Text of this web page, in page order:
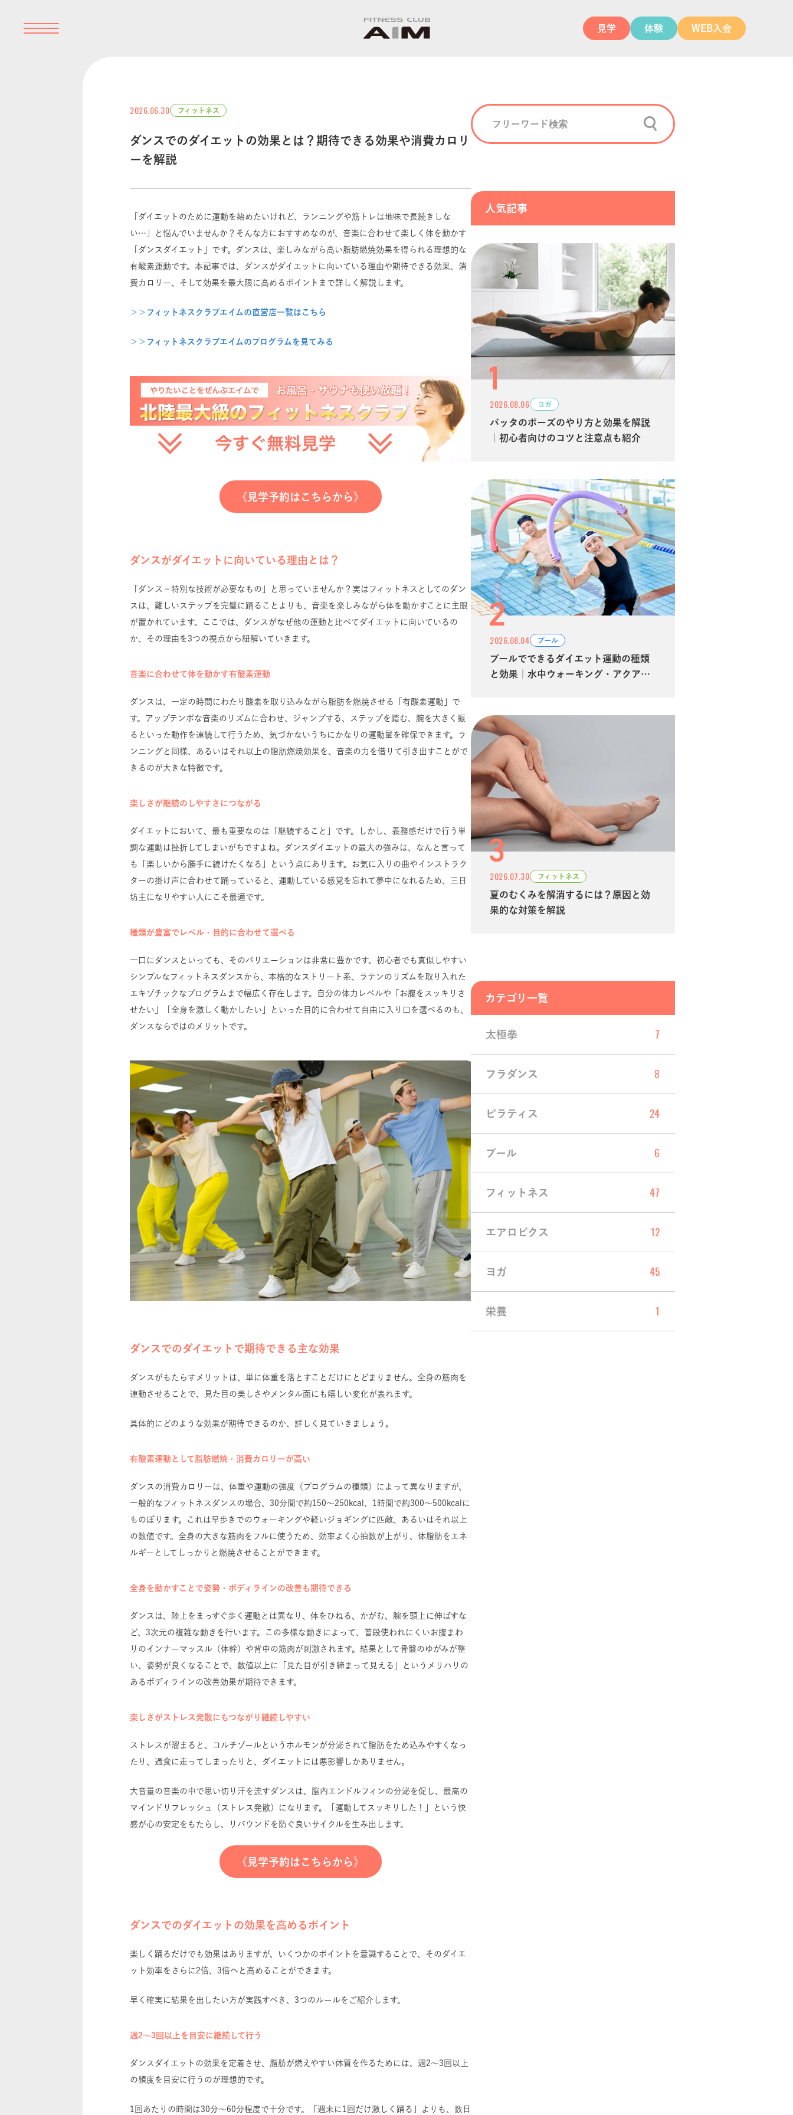
見学 体験 WEB入会
2026.06.30 フィットネス
ダンスでのダイエットの効果とは？期待できる効果や消費カロリ
ーを解説
「ダイエットのために運動を始めたいけれど、ランニングや筋トレは地味で長続きしな
い…」と悩んでいませんか？そんな方におすすめなのが、音楽に合わせて楽しく体を動かす
「ダンスダイエット」です。ダンスは、楽しみながら高い脂肪燃焼効果を得られる理想的な
有酸素運動です。本記事では、ダンスがダイエットに向いている理由や期待できる効果、消
費カロリー、そして効果を最大限に高めるポイントまで詳しく解説します。
＞＞フィットネスクラブエイムの直営店一覧はこちら
＞＞フィットネスクラブエイムのプログラムを見てみる
《見学予約はこちらから》
ダンスがダイエットに向いている理由とは？
「ダンス＝特別な技術が必要なもの」と思っていませんか？実はフィットネスとしてのダン
スは、難しいステップを完璧に踊ることよりも、音楽を楽しみながら体を動かすことに主眼
が置かれています。ここでは、ダンスがなぜ他の運動と比べてダイエットに向いているの
か、その理由を3つの視点から紐解いていきます。
音楽に合わせて体を動かす有酸素運動
ダンスは、一定の時間にわたり酸素を取り込みながら脂肪を燃焼させる「有酸素運動」で
す。アップテンポな音楽のリズムに合わせ、ジャンプする、ステップを踏む、腕を大きく振
るといった動作を連続して行うため、気づかないうちにかなりの運動量を確保できます。ラ
ンニングと同様、あるいはそれ以上の脂肪燃焼効果を、音楽の力を借りて引き出すことがで
きるのが大きな特徴です。
楽しさが継続のしやすさにつながる
ダイエットにおいて、最も重要なのは「継続すること」です。しかし、義務感だけで行う単
調な運動は挫折してしまいがちですよね。ダンスダイエットの最大の強みは、なんと言って
も「楽しいから勝手に続けたくなる」という点にあります。お気に入りの曲やインストラク
ターの掛け声に合わせて踊っていると、運動している感覚を忘れて夢中になれるため、三日
坊主になりやすい人にこそ最適です。
種類が豊富でレベル・目的に合わせて選べる
一口にダンスといっても、そのバリエーションは非常に豊かです。初心者でも真似しやすい
シンプルなフィットネスダンスから、本格的なストリート系、ラテンのリズムを取り入れた
エキゾチックなプログラムまで幅広く存在します。自分の体力レベルや「お腹をスッキリさ
せたい」「全身を激しく動かしたい」といった目的に合わせて自由に入り口を選べるのも、
ダンスならではのメリットです。
ダンスでのダイエットで期待できる主な効果
ダンスがもたらすメリットは、単に体重を落とすことだけにとどまりません。全身の筋肉を
連動させることで、見た目の美しさやメンタル面にも嬉しい変化が表れます。
具体的にどのような効果が期待できるのか、詳しく見ていきましょう。
有酸素運動として脂肪燃焼・消費カロリーが高い
ダンスの消費カロリーは、体重や運動の強度（プログラムの種類）によって異なりますが、
一般的なフィットネスダンスの場合、30分間で約150〜250kcal、1時間で約300〜500kcalに
ものぼります。これは早歩きでのウォーキングや軽いジョギングに匹敵、あるいはそれ以上
の数値です。全身の大きな筋肉をフルに使うため、効率よく心拍数が上がり、体脂肪をエネ
ルギーとしてしっかりと燃焼させることができます。
全身を動かすことで姿勢・ボディラインの改善も期待できる
ダンスは、陸上をまっすぐ歩く運動とは異なり、体をひねる、かがむ、腕を頭上に伸ばすな
ど、3次元の複雑な動きを行います。この多様な動きによって、普段使われにくいお腹まわ
りのインナーマッスル（体幹）や背中の筋肉が刺激されます。結果として骨盤のゆがみが整
い、姿勢が良くなることで、数値以上に「見た目が引き締まって見える」というメリハリの
あるボディラインの改善効果が期待できます。
楽しさがストレス発散にもつながり継続しやすい
ストレスが溜まると、コルチゾールというホルモンが分泌されて脂肪をため込みやすくなっ
たり、過食に走ってしまったりと、ダイエットには悪影響しかありません。
大音量の音楽の中で思い切り汗を流すダンスは、脳内エンドルフィンの分泌を促し、最高の
マインドリフレッシュ（ストレス発散）になります。「運動してスッキリした！」という快
感が心の安定をもたらし、リバウンドを防ぐ良いサイクルを生み出します。
《見学予約はこちらから》
ダンスでのダイエットの効果を高めるポイント
楽しく踊るだけでも効果はありますが、いくつかのポイントを意識することで、そのダイエ
ット効率をさらに2倍、3倍へと高めることができます。
早く確実に結果を出したい方が実践すべき、3つのルールをご紹介します。
週2〜3回以上を目安に継続して行う
ダンスダイエットの効果を定着させ、脂肪が燃えやすい体質を作るためには、週2〜3回以上
の頻度を目安に行うのが理想的です。
1回あたりの時間は30分〜60分程度で十分です。「週末に1回だけ激しく踊る」よりも、数日
人気記事
2026.08.06 ヨガ
バッタのポーズのやり方と効果を解説
｜初心者向けのコツと注意点も紹介
2026.08.04 プール
プールでできるダイエット運動の種類
と効果｜水中ウォーキング・アクアビ
2026.07.30 フィットネス
夏のむくみを解消するには？原因と効
果的な対策を解説
カテゴリ一覧
太極拳 7
フラダンス 8
ピラティス 24
プール 6
フィットネス 47
エアロビクス 12
ヨガ 45
栄養 1